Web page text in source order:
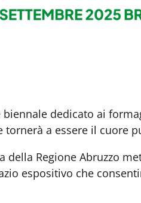
dedicato ai
tornerà a essere il cuore
della Regione Abruzzo
espositivo che